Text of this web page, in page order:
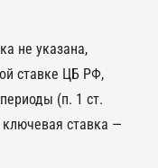
не указана,
ставке ЦБ РФ,
(п. 1 ст.
ставка —